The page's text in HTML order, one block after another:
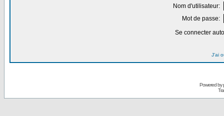
Nom d'utilisateur:
Mot de passe:
Se connecter
J'ai
Powered by